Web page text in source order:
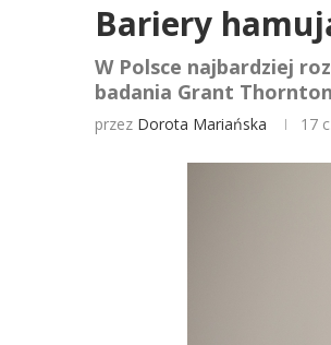
Bariery
W Polsce najbardziej
badania Grant
przez Dorota Mariańska 17